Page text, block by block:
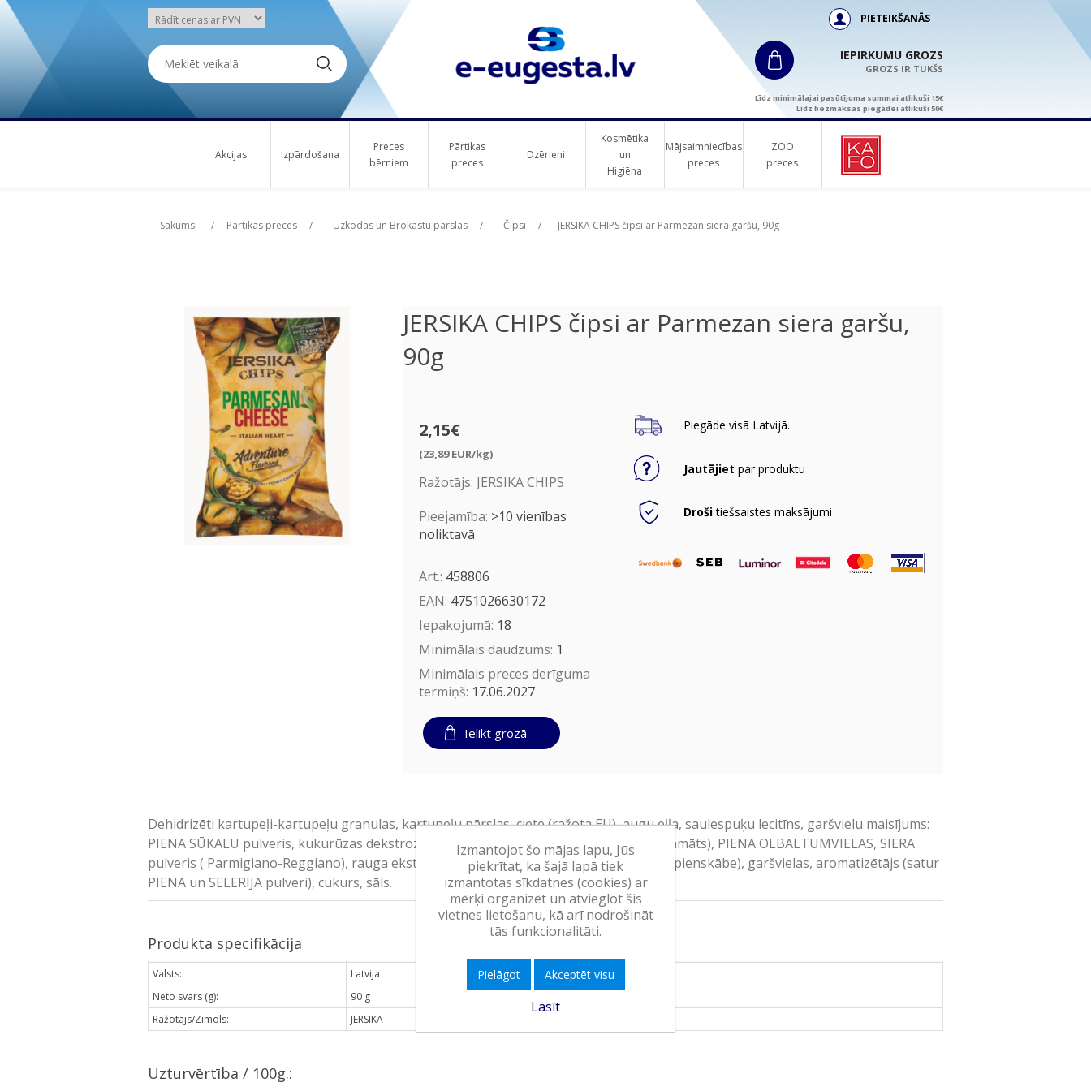
PIETEIKŠANĀS
IEPIRKUMU GROZS
GROZS IR TUKŠS
Līdz minimālajai pasūtījuma summai atlikuši 15€
Līdz bezmaksas piegādei atlikuši 50€
Akcijas Izpārdošana
Preces
bērniem
Pārtikas
preces
Dzērieni
Kosmētika
un
Higiēna
Mājsaimniecības
preces
ZOO
preces
Sākums / Pārtikas preces / Uzkodas un Brokastu pārslas / Čipsi / JERSIKA CHIPS čipsi ar Parmezan siera garšu, 90g
JERSIKA CHIPS čipsi ar Parmezan siera garšu,
90g
2,15€
(23,89 EUR/kg)
Ražotājs: JERSIKA CHIPS
Pieejamība: >10 vienības
noliktavā
Art.: 458806
EAN: 4751026630172
Iepakojumā: 18
Minimālais daudzums: 1
Minimālais preces derīguma
termiņš: 17.06.2027
Ielikt grozā
Piegāde visā Latvijā.
Jautājiet par produktu
Drošitiešsaistes maksājumi
Dehidrizēti kartupeļi-kartupeļu granulas, kartupeļu pārslas, ciete (ražota EU), augu eļļa, saulespuķu lecitīns, garšvielu maisījums:
PIENA SŪKALU pulveris, kukurūzas dekstroze, garšas pastiprinātāji (mononātrija glutamāts), PIENA OLBALTUMVIELAS, SIERA
pulveris ( Parmigiano-Reggiano), rauga ekstarkts, aromatizētājs, skābuma regulētājs (pienskābe), garšvielas, aromatizētājs (satur
PIENA un SELERIJA pulveri), cukurs, sāls.
Produkta specifikācija
Valsts:
Latvija
Neto svars (g):
90 g
Ražotājs/Zīmols:
JERSIKA
Uzturvērtība / 100g.:
Izmantojot šo mājas lapu, Jūs
piekrītat, ka šajā lapā tiek
izmantotas sīkdatnes (cookies) ar
mērķi organizēt un atvieglot šis
vietnes lietošanu, kā arī nodrošināt
tās funkcionalitāti.
Pielāgot Akceptēt visu
Lasīt